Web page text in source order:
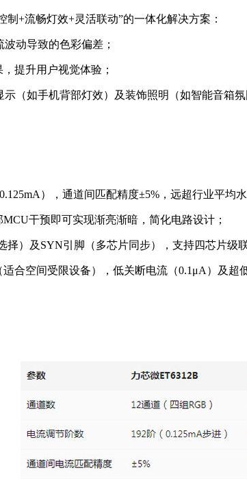
+流畅灯效+灵活联动”的一体化解决方案：
动导致的色彩偏差；
提升用户视觉体验；
（如手机背部灯效）及装饰照明（如智能音箱氛
），通道间匹配精度±5%，远超行业平均水
干预即可实现渐亮渐暗，简化电路设计；
）及SYN引脚（多芯片同步），支持四芯片级
合空间受限设备），低关断电流（0.1μA）及超